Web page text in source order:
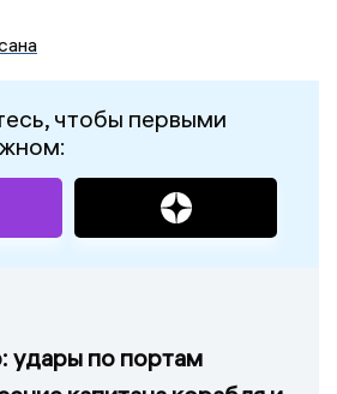
чтобы первыми
удары по портам